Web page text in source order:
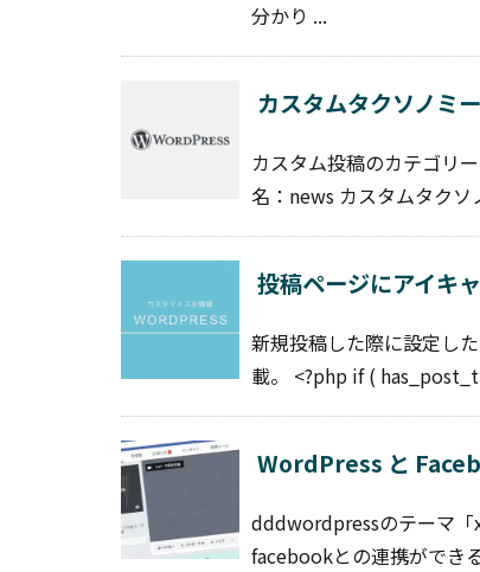
分かり ...
カスタムタクソノミ
カスタム投稿のカテゴリ
名：news カスタムタク
投稿ページにアイキ
新規投稿した際に設定し
載。 <?php if (
WordPress と
dddwordpressのテーマ「
facebookとの連携ができ